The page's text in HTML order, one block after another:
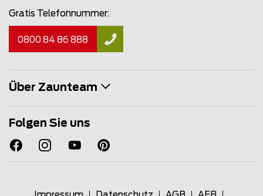
Gratis Telefonnummer:
0800 84 86 888
Über Zaunteam
Folgen Sie uns